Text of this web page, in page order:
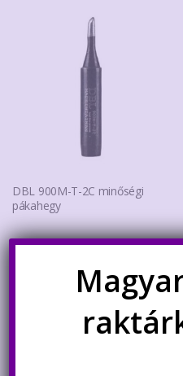
DBL 900M-T-2C minőségi
pákahegy
740Ft
Kosárba teszem